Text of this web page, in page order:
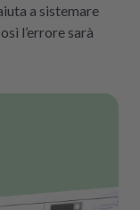
a sistemare
l’errore sarà